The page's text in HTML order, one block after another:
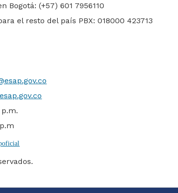
(+57) 601 7956110
el resto del país PBX: 018000 423713